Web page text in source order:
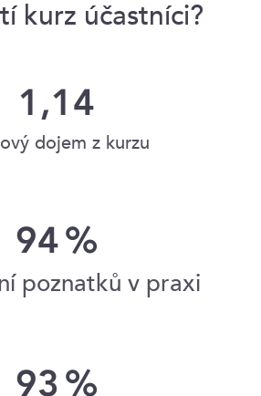
kurz účastníci?
1,14
dojem z kurzu
94%
poznatků v praxi
93 %